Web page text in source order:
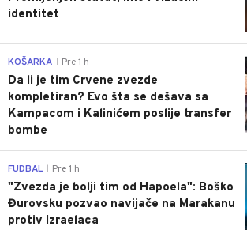
identitet
KOŠARKA Pre 1 h
Da li je tim Crvene zvezde
kompletiran? Evo šta se dešava sa
Kampacom i Kalinićem poslije transfer
bombe
FUDBAL Pre 1 h
"Zvezda je bolji tim od Hapoela": Boško
Đurovsku pozvao navijače na Marakanu
protiv Izraelaca